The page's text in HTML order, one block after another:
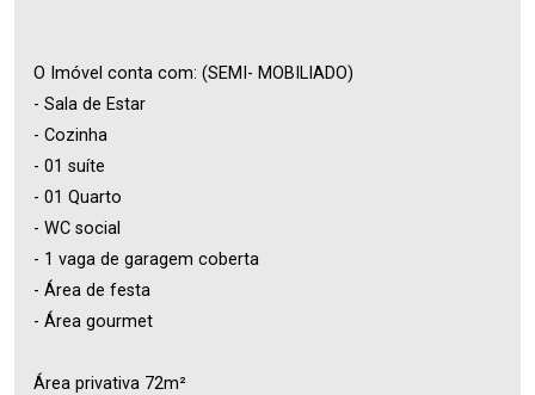
O Imóvel conta com: (SEMI- MOBILIADO)
- Sala de Estar
- Cozinha
- 01 suíte
- 01 Quarto
- WC social
- 1 vaga de garagem coberta
- Área de festa
- Área gourmet
Área privativa 72m²